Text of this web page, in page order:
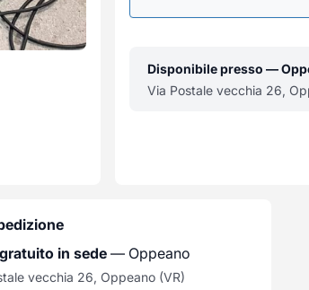
Disponibile presso —
Via Postale vecchia 26,
in sede — Oppeano
vecchia 26, Oppeano (VR)